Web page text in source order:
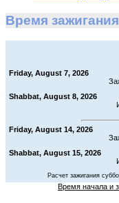
Время
Friday, August 7, 2026
Shabbat, August 8, 2026
Friday, August 14, 2026
Shabbat, August 15, 2026
Расчет зажигания
Время начала и